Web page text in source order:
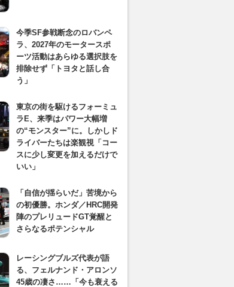
今季SF参戦断念のロバンペ
ラ、2027年のモータースポ
ーツ活動はあらゆる選択肢を
排除せず「トヨタと話し合
う」
東京の街を駆けるフォーミュ
ラE、来季はパワー大幅増
の“モンスター”に。しかしド
ライバーたちは楽観視「コー
スに少し変更を加えるだけで
いい」
「自信が揺らいだ」苦境から
の初優勝。ホンダ／HRC開発
陣のプレリュードGT覚醒と
さらなるポテンシャル
レーシングブルズ代表が語
る、フェルナンド・アロンソ
45歳の凄さ……「今も衰える